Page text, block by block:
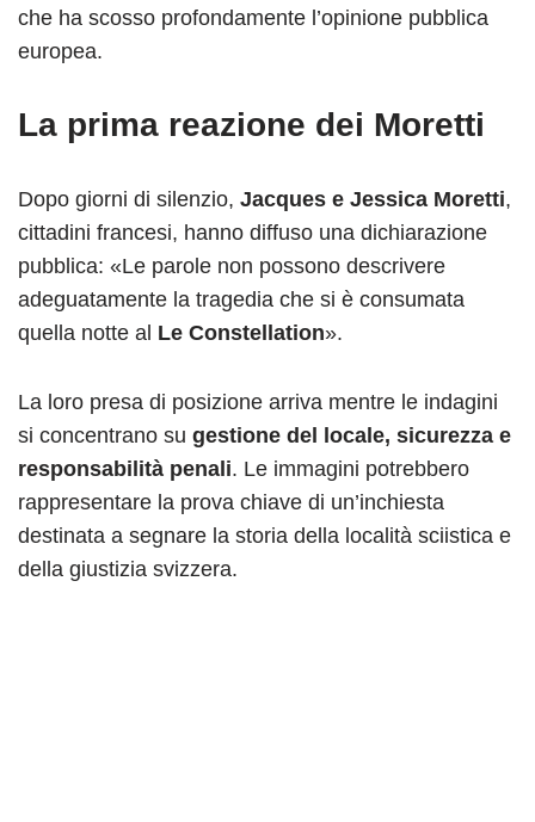
che ha scosso profondamente l’opinione pubblica
europea.
La prima reazione dei Moretti
Dopo giorni di silenzio, Jacques e Jessica Moretti,
cittadini francesi, hanno diffuso una dichiarazione
pubblica: «Le parole non possono descrivere
adeguatamente la tragedia che si è consumata
quella notte al Le Constellation».
La loro presa di posizione arriva mentre le indagini
si concentrano su gestione del locale, sicurezza e
responsabilità penali. Le immagini potrebbero
rappresentare la prova chiave di un’inchiesta
destinata a segnare la storia della località sciistica e
della giustizia svizzera.